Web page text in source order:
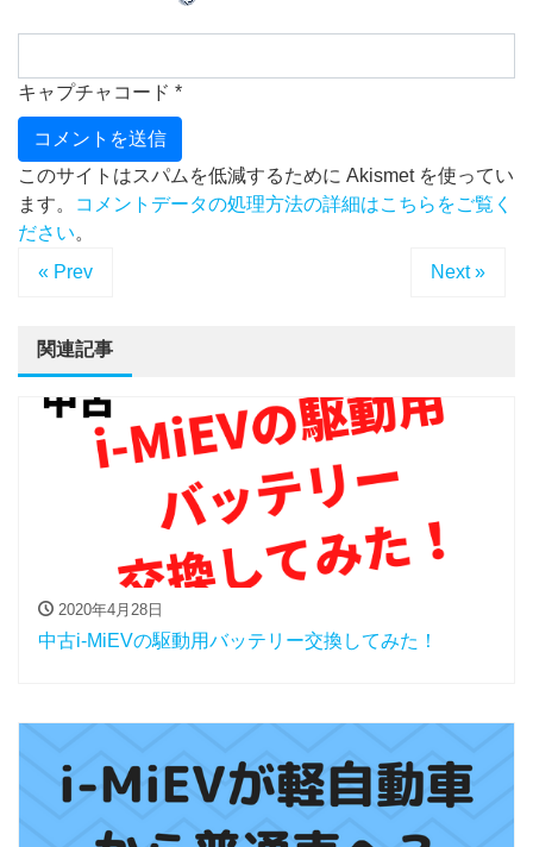
キャプチャコード *
このサイトはスパムを低減するために Akismet を使ってい
ます。
コメントデータの処理方法の詳細はこちらをご覧く
ださい。
« Prev
Next »
関連記事
2020年4月28日
中古i-MiEVの駆動用バッテリー交換してみた！